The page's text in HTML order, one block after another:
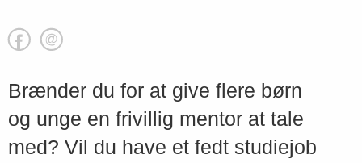
Brænder du for at give flere børn
og unge en frivillig mentor at tale
med? Vil du have et fedt studiejob